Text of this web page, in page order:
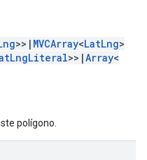
>>| MVCArray<LatLng>
>>|Array<
polígono.